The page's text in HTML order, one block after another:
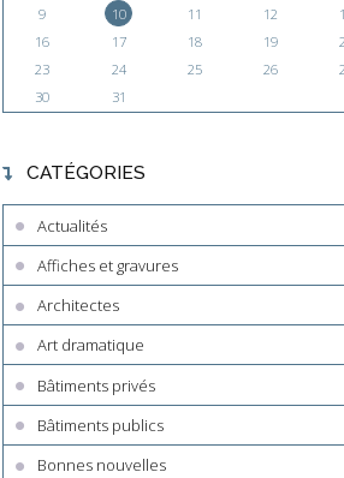
9
10 11 12
16
17 18 19
23
24 25 26
30
31
CATÉGORIES
Actualités
Affiches et gravures
Architectes
Art dramatique
Bâtiments privés
Bâtiments publics
Bonnes nouvelles